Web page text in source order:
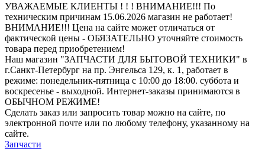
УВАЖАЕМЫЕ КЛИЕНТЫ ! ! ! ВНИМАНИЕ!!! По
техническим причинам 15.06.2026 магазин не работает!
ВНИМАНИЕ!!! Цена на сайте может отличаться от
фактической цены - ОБЯЗАТЕЛЬНО уточняйте стоимость
товара перед приобретением!
Наш магазин "ЗАПЧАСТИ ДЛЯ БЫТОВОЙ ТЕХНИКИ" в
г.Санкт-Петербург на пр. Энгельса 129, к. 1, работает в
режиме: понедельник-пятница с 10:00 до 18:00. суббота и
воскресенье - выходной. Интернет-заказы принимаются в
ОБЫЧНОМ РЕЖИМЕ!
Сделать заказ или запросить товар можно на сайте, по
электронной почте или по любому телефону, указанному на
сайте.
Запчасти